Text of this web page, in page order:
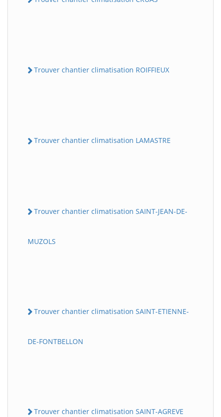
Trouver chantier climatisation ROIFFIEUX
Trouver chantier climatisation LAMASTRE
Trouver chantier climatisation SAINT-JEAN-DE-
MUZOLS
Trouver chantier climatisation SAINT-ETIENNE-
DE-FONTBELLON
Trouver chantier climatisation SAINT-AGREVE